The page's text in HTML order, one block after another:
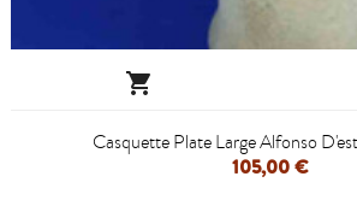

Casquette Plate Large Alfonso
105,00 €